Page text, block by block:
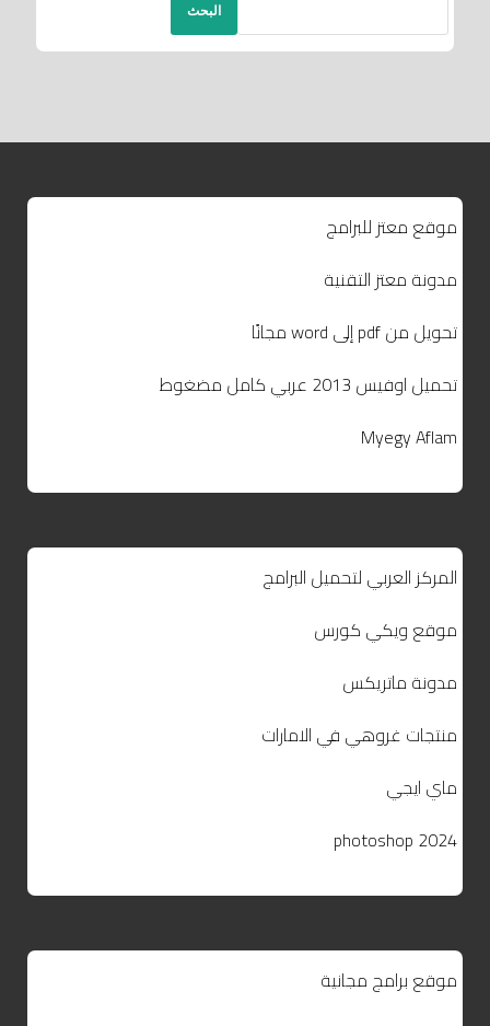
البحث
موقع معتز للبرامج
مدونة معتز التقنية
تحويل من pdf إلى word مجانًا
تحميل اوفيس 2013 عربي كامل مضغوط
Myegy Aflam
المركز العربي لتحميل البرامج
موقع ويكي كورس
مدونة ماتريكس
منتجات غروهي في الامارات
ماي ايجي
photoshop 2024
موقع برامج مجانية